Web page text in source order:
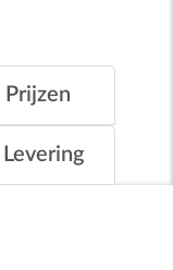
Prijzen
Levering